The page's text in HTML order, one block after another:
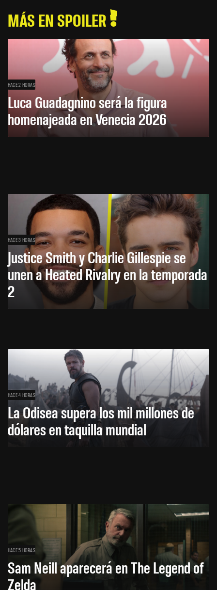
MÁS EN SPOILER
HACE 2 HORAS
Luca Guadagnino será la figura
homenajeada en Venecia 2026
HACE 3 HORAS
Justice Smith y Charlie Gillespie se
unen a Heated Rivalry en la temporada
2
HACE 4 HORAS
La Odisea supera los mil millones de
dólares en taquilla mundial
HACE 5 HORAS
Sam Neill aparecerá en The Legend of
Zelda